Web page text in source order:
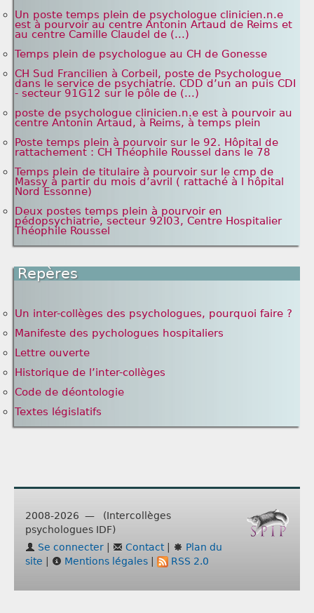
Un poste temps plein de psychologue clinicien.n.e
est à pourvoir au centre Antonin Artaud de Reims et
au centre Camille Claudel de (...)
Temps plein de psychologue au CH de Gonesse
CH Sud Francilien à Corbeil, poste de Psychologue
dans le service de psychiatrie. CDD d’un an puis CDI
- secteur 91G12 sur le pôle de (...)
poste de psychologue clinicien.n.e est à pourvoir au
centre Antonin Artaud, à Reims, à temps plein
Poste temps plein à pourvoir sur le 92. Hôpital de
rattachement : CH Théophile Roussel dans le 78
Temps plein de titulaire à pourvoir sur le cmp de
Massy à partir du mois d’avril ( rattaché à l hôpital
Nord Essonne)
Deux postes temps plein à pourvoir en
pédopsychiatrie, secteur 92I03, Centre Hospitalier
Théophile Roussel
Repères
Un inter-collèges des psychologues, pourquoi faire ?
Manifeste des pychologues hospitaliers
Lettre ouverte
Historique de l’inter-collèges
Code de déontologie
Textes législatifs
2008-2026 — (Intercollèges
psychologues IDF)
Se connecter | Contact|
Plan du
site | Mentions légales | RSS 2.0